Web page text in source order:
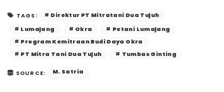
TAGS:
Direktur PT Mitratani Dua Tujuh
Lumajang
Okra
Petani Lumajang
Program Kemitraan Budi Daya Okra
PT Mitra Tani Dua Tujuh
Tumbas Ginting
SOURCE: M. Satria